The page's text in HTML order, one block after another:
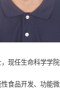
现任生命科学学
食品开发、功能